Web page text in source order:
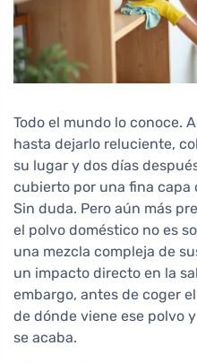
Todo el mundo lo conoce.
hasta dejarlo reluciente,
su lugar y dos días
cubierto por una fina capa
Sin duda. Pero aún más
el polvo doméstico no es
una mezcla compleja de
un impacto directo en la
embargo, antes de coger
de dónde viene ese polvo
se acaba.